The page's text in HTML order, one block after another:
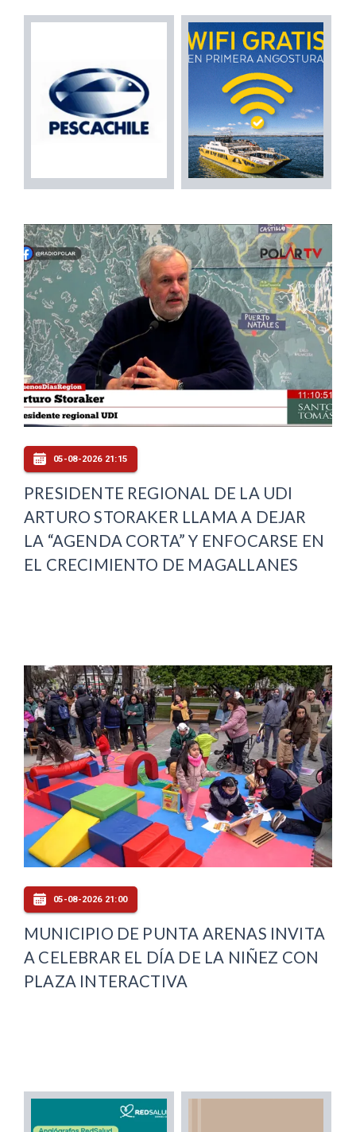
05-08-2026 21:15
PRESIDENTE REGIONAL DE LA UDI
ARTURO STORAKER LLAMA A DEJAR
LA “AGENDA CORTA” Y ENFOCARSE EN
EL CRECIMIENTO DE MAGALLANES
05-08-2026 21:00
MUNICIPIO DE PUNTA ARENAS INVITA
A CELEBRAR EL DÍA DE LA NIÑEZ CON
PLAZA INTERACTIVA